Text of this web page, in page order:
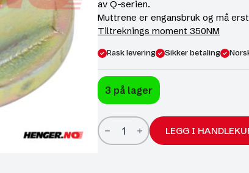
av Q-serien.
Muttrene er engansbruk og må
Tiltreknings moment 350NM
Rask levering Sikker betaling
3 på lager
Sentermutter
M30*1,5
Ifor
LEGG I